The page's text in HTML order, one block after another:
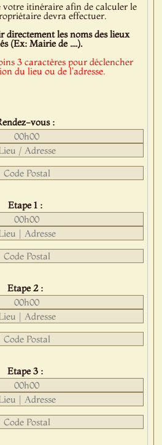
votre itinéraire afin de calculer le
devra effectuer.
directement les noms des lieux
(Ex: Mairie de ....).
3 caractères pour déclencher
du lieu ou de l'adresse.
vous :
Etape 1 :
Etape 2 :
Etape 3 :